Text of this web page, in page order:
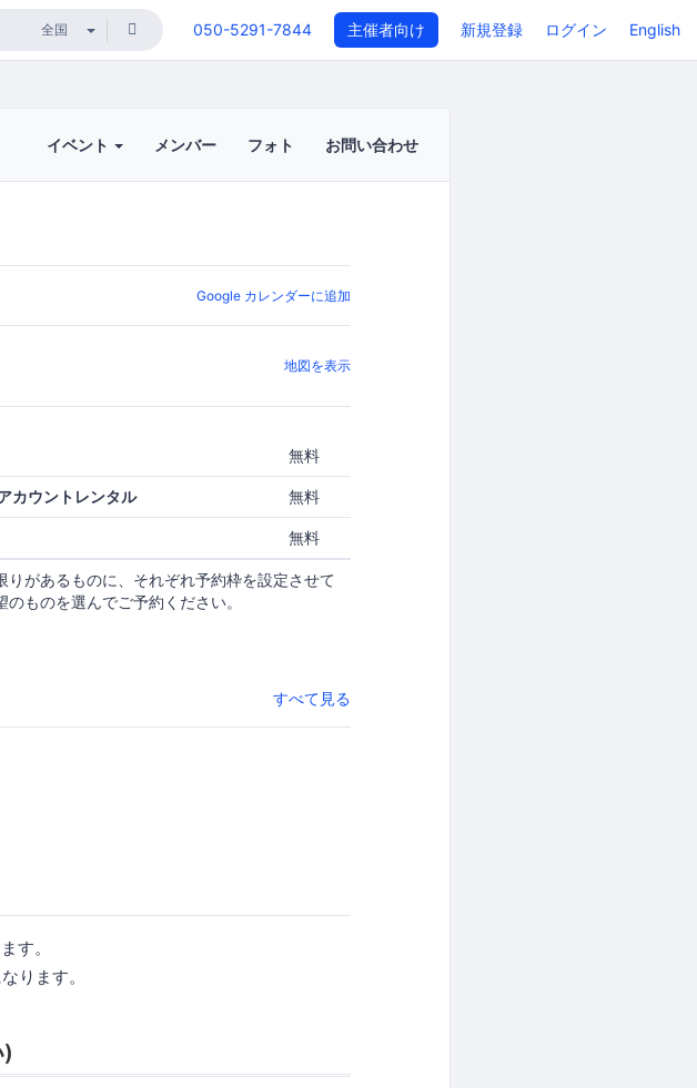
050-5291-7844 主催者向け 新規登録 ログイン English
イベント メンバー フォト お問い合わせ
Google カレンダーに追加
地図を表示
無料
カウントレンタル 無料
無料
りがあるものに、それぞれ予約枠を設定させて
ものを選んでご予約ください。
すべて見る
す。
ります。